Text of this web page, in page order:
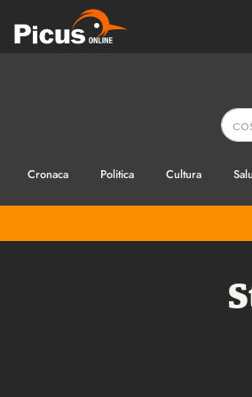
Cronaca Politica Cultura